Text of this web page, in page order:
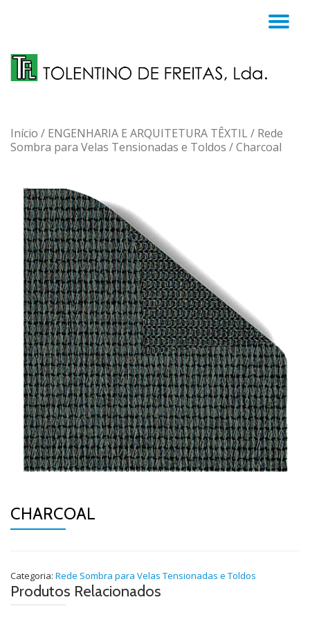
content
Início / ENGENHARIA E ARQUITETURA TÊXTIL / Rede
Sombra para Velas Tensionadas e Toldos / Charcoal
CHARCOAL
Categoria: Rede Sombra para Velas Tensionadas e Toldos
Produtos Relacionados